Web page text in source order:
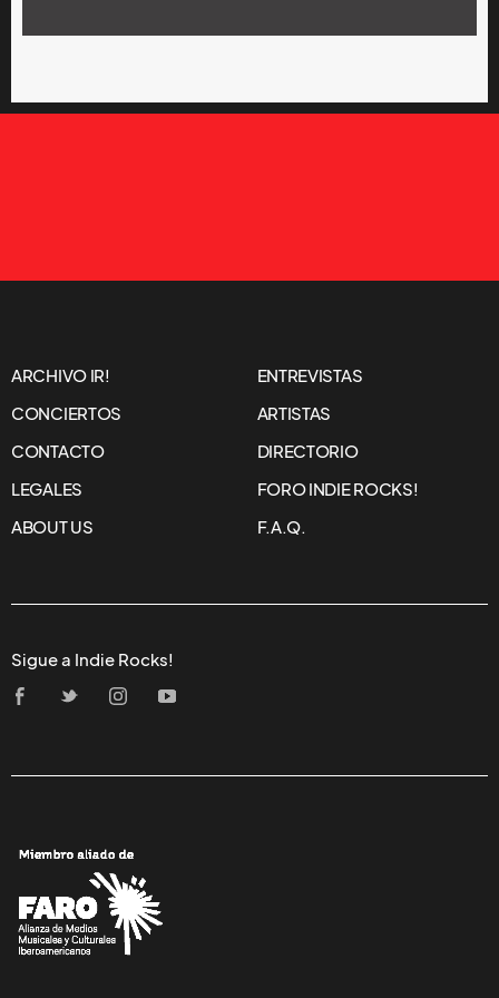
ARCHIVO IR!
ENTREVISTAS
CONCIERTOS
ARTISTAS
CONTACTO
DIRECTORIO
LEGALES
FORO INDIE ROCKS!
ABOUT US
F.A.Q.
Sigue a Indie Rocks!